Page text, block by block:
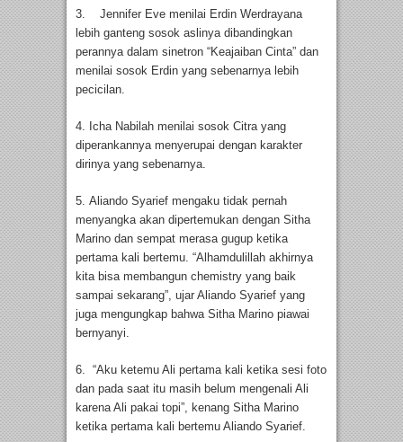
3. Jennifer Eve menilai Erdin Werdrayana
lebih ganteng sosok aslinya dibandingkan
perannya dalam sinetron “Keajaiban Cinta” dan
menilai sosok Erdin yang sebenarnya lebih
pecicilan.
4. Icha Nabilah menilai sosok Citra yang
diperankannya menyerupai dengan karakter
dirinya yang sebenarnya.
5. Aliando Syarief mengaku tidak pernah
menyangka akan dipertemukan dengan Sitha
Marino dan sempat merasa gugup ketika
pertama kali bertemu. “Alhamdulillah akhirnya
kita bisa membangun chemistry yang baik
sampai sekarang”, ujar Aliando Syarief yang
juga mengungkap bahwa Sitha Marino piawai
bernyanyi.
6. “Aku ketemu Ali pertama kali ketika sesi foto
dan pada saat itu masih belum mengenali Ali
karena Ali pakai topi”, kenang Sitha Marino
ketika pertama kali bertemu Aliando Syarief.